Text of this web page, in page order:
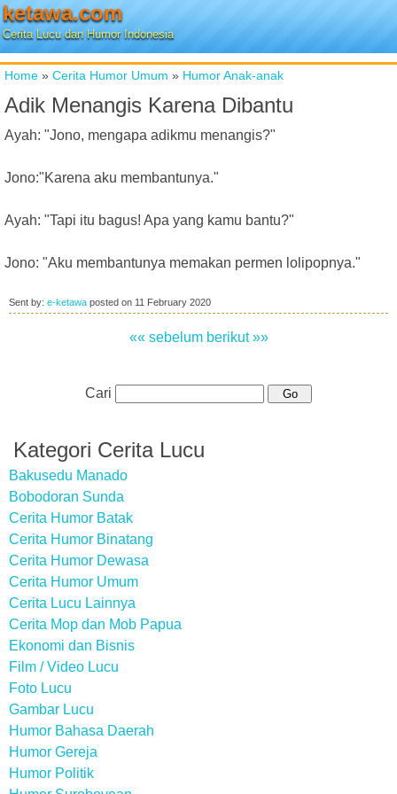
ketawa.com
Cerita Lucu dan Humor Indonesia
Home » Cerita Humor Umum » Humor Anak-anak
Adik Menangis Karena Dibantu
Ayah: "Jono, mengapa adikmu menangis?"
Jono:"Karena aku membantunya."
Ayah: "Tapi itu bagus! Apa yang kamu bantu?"
Jono: "Aku membantunya memakan permen lolipopnya."
Sent by: e-ketawa posted on 11 February 2020
«« sebelum berikut »»
Cari
Kategori Cerita Lucu
Bakusedu Manado
Bobodoran Sunda
Cerita Humor Batak
Cerita Humor Binatang
Cerita Humor Dewasa
Cerita Humor Umum
Cerita Lucu Lainnya
Cerita Mop dan Mob Papua
Ekonomi dan Bisnis
Film / Video Lucu
Foto Lucu
Gambar Lucu
Humor Bahasa Daerah
Humor Gereja
Humor Politik